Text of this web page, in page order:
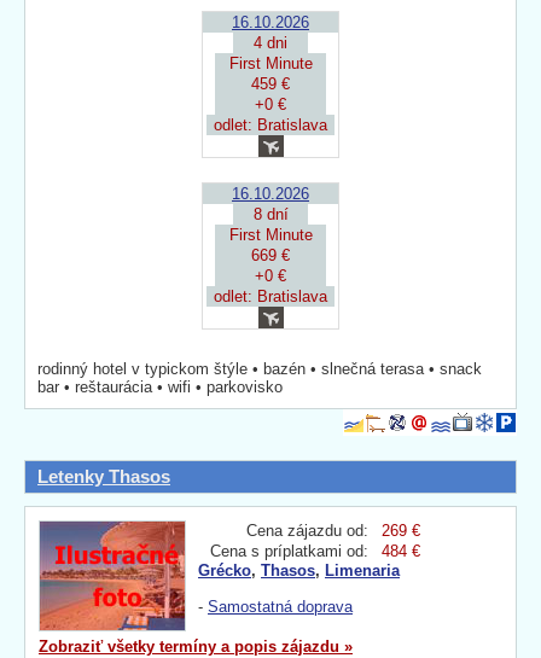
16.10.2026
4 dni
First Minute
459 €
+0 €
odlet: Bratislava
16.10.2026
8 dní
First Minute
669 €
+0 €
odlet: Bratislava
rodinný hotel v typickom štýle • bazén • slnečná terasa • snack
bar • reštaurácia • wifi • parkovisko
Letenky Thasos
Cena zájazdu od:
269 €
Cena s príplatkami od:
484 €
Grécko, Thasos, Limenaria
- Samostatná doprava
Zobraziť všetky termíny a popis zájazdu »